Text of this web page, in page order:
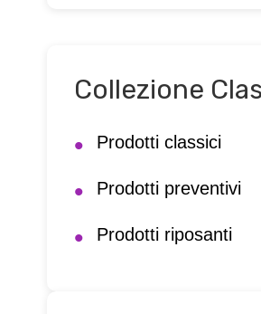
Collezione
Prodotti classici
Prodotti preventivi
Prodotti riposanti